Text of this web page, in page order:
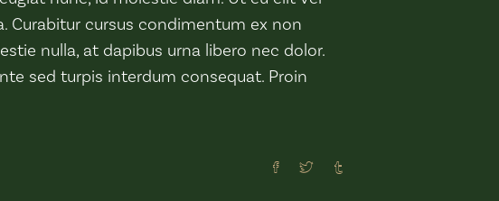
Curabitur cursus condimentum ex non
nulla, at dapibus urna libero nec dolor.
sed turpis interdum consequat. Proin